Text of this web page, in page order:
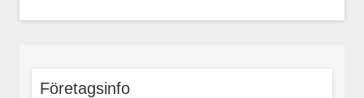
Företagsinfo